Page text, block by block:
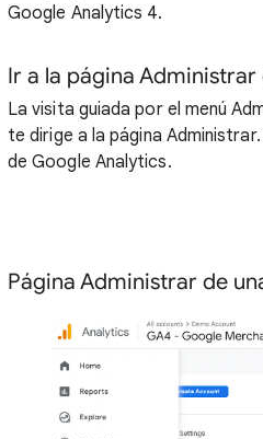
Google Analytics 4.
Ir a la página
La visita guiada por el menú
te dirige a la página
de Google Analytics.
Página Administrar de